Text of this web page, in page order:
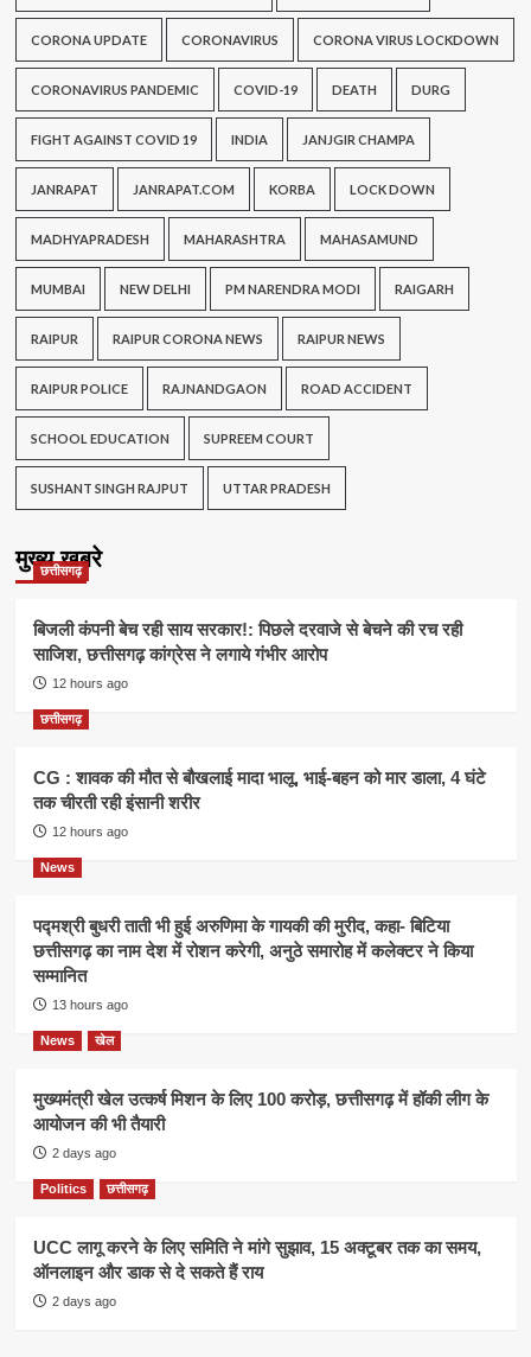
CORONA UPDATE CORONAVIRUS CORONA VIRUS LOCKDOWN
CORONAVIRUS PANDEMIC COVID-19 DEATH DURG
FIGHT AGAINST COVID 19 INDIA JANJGIR CHAMPA
JANRAPAT JANRAPAT.COM KORBA LOCK DOWN
MADHYAPRADESH MAHARASHTRA MAHASAMUND
MUMBAI NEW DELHI PM NARENDRA MODI RAIGARH
RAIPUR RAIPUR CORONA NEWS RAIPUR NEWS
RAIPUR POLICE RAJNANDGAON ROAD ACCIDENT
SCHOOL EDUCATION SUPREEM COURT
SUSHANT SINGH RAJPUT UTTAR PRADESH
मुख्य खबरे
छत्तीसगढ़
बिजली कंपनी बेच रही साय सरकार!: पिछले दरवाजे से बेचने की रच रही
साजिश, छत्तीसगढ़ कांग्रेस ने लगाये गंभीर आरोप
12 hours ago
छत्तीसगढ़
CG : शावक की मौत से बौखलाई मादा भालू, भाई-बहन को मार डाला, 4 घंटे
तक चीरती रही इंसानी शरीर
12 hours ago
News
पद्मश्री बुधरी ताती भी हुई अरुणिमा के गायकी की मुरीद, कहा- बिटिया
छत्तीसगढ़ का नाम देश में रोशन करेगी, अनुठे समारोह में कलेक्टर ने किया
सम्मानित
13 hours ago
News खेल
मुख्यमंत्री खेल उत्कर्ष मिशन के लिए 100 करोड़, छत्तीसगढ़ में हॉकी लीग के
आयोजन की भी तैयारी
2 days ago
Politics छत्तीसगढ़
UCC लागू करने के लिए समिति ने मांगे सुझाव, 15 अक्टूबर तक का समय,
ऑनलाइन और डाक से दे सकते हैं राय
2 days ago